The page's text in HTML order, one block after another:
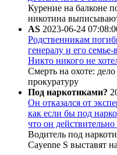
Курение на балконе
никотина
AS 2023-06-24
Родственникам
генералу и его
Никто никого не
Смерть на охоте:
прокуратуру
Под наркотиками?
Он отказался от
как если бы под
что он
Водитель под
Cayenne S выставят